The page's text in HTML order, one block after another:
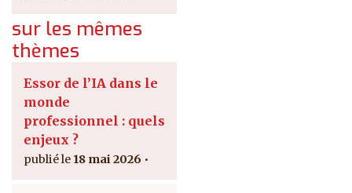
sur les mêmes
thèmes
Essor de l’IA dans le
monde
professionnel : quels
enjeux ?
18 mai 2026